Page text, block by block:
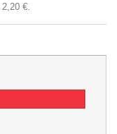
2,20 €